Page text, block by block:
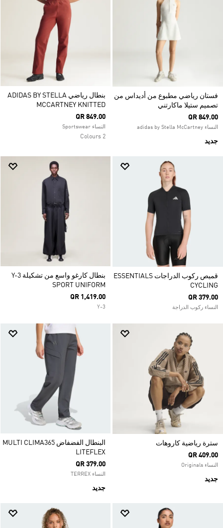
فستان رياضي مطبوع من أديداس من
تصميم ستيلا ماكارتني
QR 849.00
النساء adidas by Stella McCartney
جديد
بنطال رياضي ADIDAS BY STELLA
MCCARTNEY KNITTED
QR 849.00
النساء Sportswear
2 Colours
قميص ركوب الدراجات ESSENTIALS
CYCLING
QR 379.00
النساء ركوب الدراجة
بنطال كارغو واسع من تشكيلة Y-3
SPORT UNIFORM
QR 1,419.00
Y-3
سترة رياضية كاروهات
QR 409.00
النساء Originals
جديد
البنطال الفضفاض MULTI CLIMA365
LITEFLEX
QR 379.00
النساء TERREX
جديد